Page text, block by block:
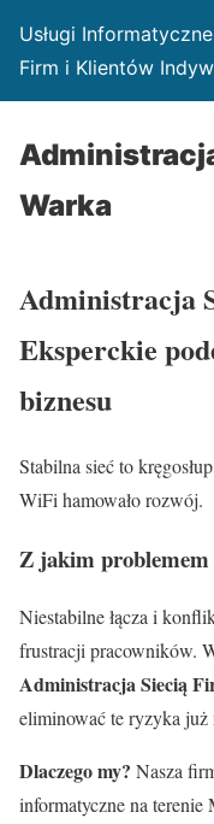
Usługi
Firm i Klientów
Warka
Administracja
Eksperckie
biznesu
Stabilna sieć to
WiFi hamowało rozwój.
Z jakim
Niestabilne łącza i
frustracji pracowników.
Administracja Siecią
eliminować te ryzyka już
Dlaczego my? Nasza
informatyczne na